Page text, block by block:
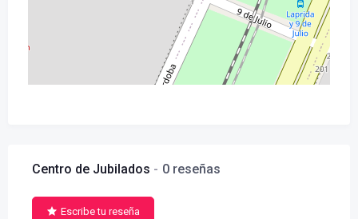
Centro de Jubilados 0 reseñas
Escribe tu reseña